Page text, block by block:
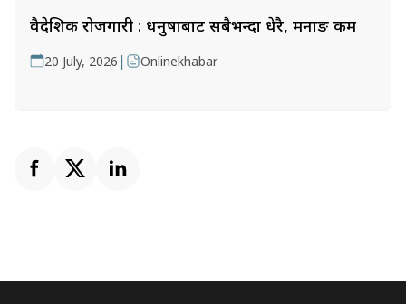
वैदेशिक रोजगारी : धनुषाबाट सबैभन्दा धेरै, मनाङ कम
20 July, 2026 | Onlinekhabar